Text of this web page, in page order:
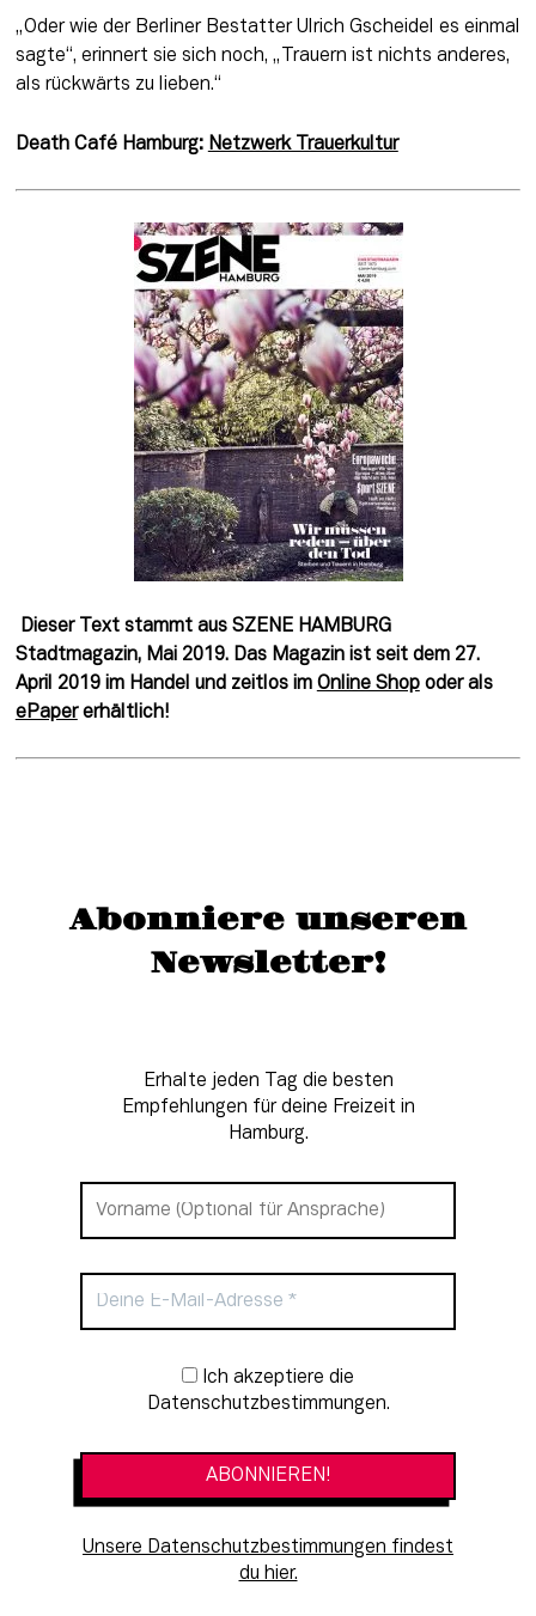
„Oder wie der Berliner Bestatter Ulrich Gscheidel es einmal
sagte“, erinnert sie sich noch, „Trauern ist nichts anderes,
als rückwärts zu lieben.“
Death Café Hamburg: Netzwerk Trauerkultur
Dieser Text stammt aus SZENE HAMBURG
Stadtmagazin, Mai 2019. Das Magazin ist seit dem 27.
April 2019 im Handel und zeitlos im Online Shop
oder als
ePaper erhältlich!
Abonniere unseren
Newsletter!
Erhalte jeden Tag die besten
Empfehlungen für deine Freizeit in
Hamburg.
Newsletter-Anmeldung
Datenschutzbestimmungen.
Unsere Datenschutzbestimmungen findest
du hier.